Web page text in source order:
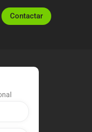
Contactar